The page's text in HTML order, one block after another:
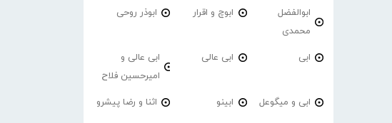
ابوالفضل
محمدی
ابوچ و اقرار ابوذر روحی
ابی ابی عالی
ابی عالی و
امیرحسین فلاح
ابی و میگوعل ابینو اثنا و رضا پیشرو